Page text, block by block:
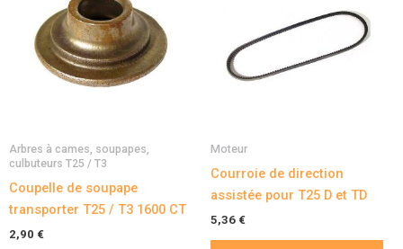
Arbres à cames, soupapes,
culbuteurs T25 / T3
Coupelle de soupape
transporter T25 / T3 1600 CT
2,90 €
Moteur
Courroie de direction
assistée pour T25 D et TD
5,36 €